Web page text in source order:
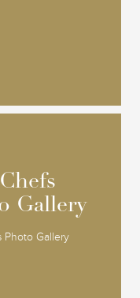
Gallery
Photo Gallery
Gallery